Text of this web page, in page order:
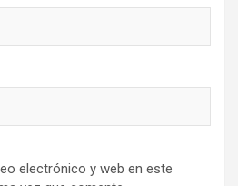
electrónico y web en este